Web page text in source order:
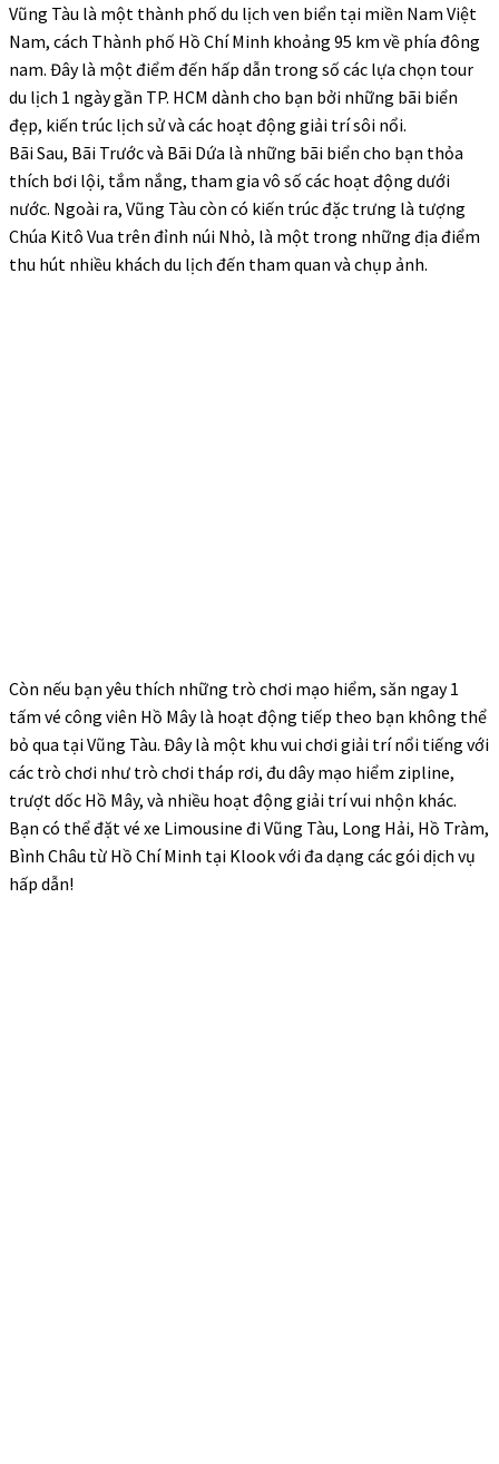
Vũng Tàu là một thành phố du lịch ven biển tại miền Nam Việt
Nam, cách Thành phố Hồ Chí Minh khoảng 95 km về phía đông
nam. Đây là một điểm đến hấp dẫn trong số các lựa chọn tour
du lịch 1 ngày gần TP. HCM dành cho bạn bởi những bãi biển
đẹp, kiến trúc lịch sử và các hoạt động giải trí sôi nổi.
Bãi Sau, Bãi Trước và Bãi Dứa là những bãi biển cho bạn thỏa
thích bơi lội, tắm nắng, tham gia vô số các hoạt động dưới
nước. Ngoài ra, Vũng Tàu còn có kiến trúc đặc trưng là tượng
Chúa Kitô Vua trên đỉnh núi Nhỏ, là một trong những địa điểm
thu hút nhiều khách du lịch đến tham quan và chụp ảnh.
Còn nếu bạn yêu thích những trò chơi mạo hiểm, săn ngay 1
tấm vé công viên Hồ Mâylà hoạt động tiếp theo bạn không thể
bỏ qua tại Vũng Tàu. Đây là một khu vui chơi giải trí nổi tiếng với
các trò chơi như trò chơi tháp rơi, đu dây mạo hiểm zipline,
trượt dốc Hồ Mây, và nhiều hoạt động giải trí vui nhộn khác.
Bạn có thểđặt vé xe Limousine đi Vũng Tàu, Long Hải, Hồ Tràm,
Bình Châu từ Hồ Chí Minh tại Klook với đa dạng các gói dịch vụ
hấp dẫn!